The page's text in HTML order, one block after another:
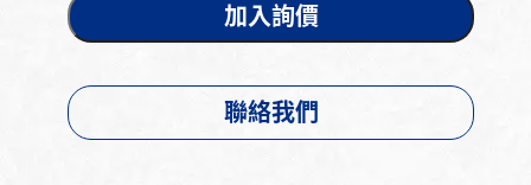
加入詢價
聯絡我們